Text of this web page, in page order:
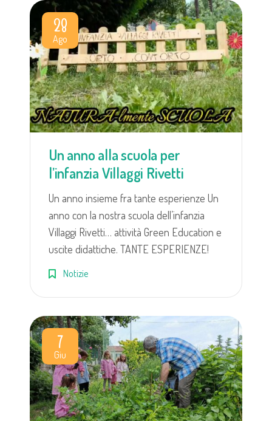
28
Ago
Un anno alla scuola per
l’infanzia Villaggi Rivetti
Un anno insieme fra tante esperienze Un
anno con la nostra scuola dell’infanzia
Villaggi Rivetti… attività Green Education e
uscite didattiche. TANTE ESPERIENZE!
Notizie
7
Giu